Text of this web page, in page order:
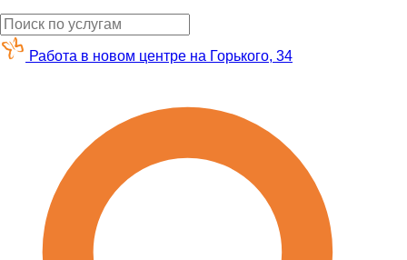
Работа в новом центре на Горького, 34